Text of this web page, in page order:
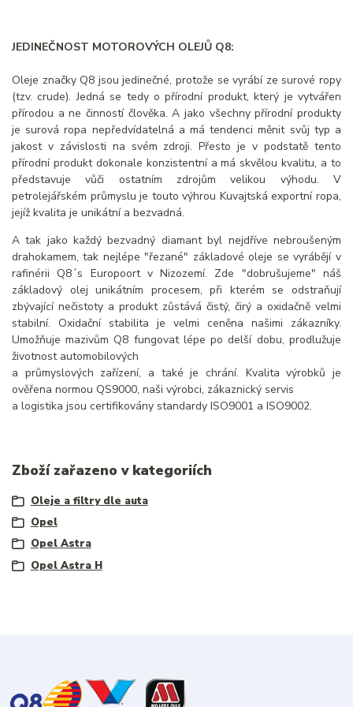
JEDINEČNOST MOTOROVÝCH OLEJŮ Q8:
Oleje značky Q8 jsou jedinečné, protože se vyrábí ze surové ropy
(tzv. crude). Jedná se tedy o přírodní produkt, který je vytvářen
přírodou a ne činností člověka. A jako všechny přírodní produkty
je surová ropa nepředvídatelná a má tendenci měnit svůj typ a
jakost v závislosti na svém zdroji. Přesto je v podstatě tento
přírodní produkt dokonale konzistentní a má skvělou kvalitu, a to
představuje vůči ostatním zdrojům velikou výhodu. V
petrolejářském průmyslu je touto výhrou Kuvajtská exportní ropa,
jejíž kvalita je unikátní a bezvadná.
A tak jako každý bezvadný diamant byl nejdříve nebroušeným
drahokamem, tak nejlépe "řezané" základové oleje se vyrábějí v
rafinérii Q8´s Europoort v Nizozemí. Zde "dobrušujeme" náš
základový olej unikátním procesem, při kterém se odstraňují
zbývající nečistoty a produkt zůstává čistý, čirý a oxidačně velmi
stabilní. Oxidační stabilita je velmi ceněna našimi zákazníky.
Umožňuje mazivům Q8 fungovat lépe po delší dobu, prodlužuje
životnost automobilových
a průmyslových zařízení, a také je chrání. Kvalita výrobků je
ověřena normou QS9000, naši výrobci, zákaznický servis
a logistika jsou certifikovány standardy ISO9001 a ISO9002.
Zboží zařazeno v kategoriích
Oleje a filtry dle auta
Opel
Opel Astra
Opel Astra H